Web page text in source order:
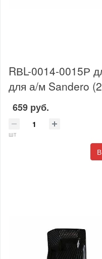
RВL-0014-0015Р
для а/м Sandero
659 руб.
шт